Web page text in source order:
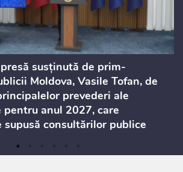
susținută de prim-
Moldova, Vasile Tofan, de
prevederi ale
anul 2027, care
supusă consultărilor publice